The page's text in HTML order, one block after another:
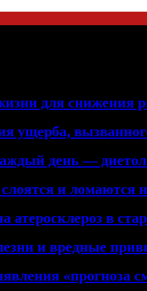
для снижения
ущерба,
день —
и ломаются
в
и вредные
«прогноза